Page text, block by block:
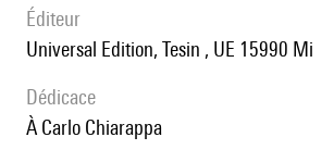
éditeur
Universal Edition, Tesin , UE 15990 Mi
Dédicace
à Carlo Chiarappa